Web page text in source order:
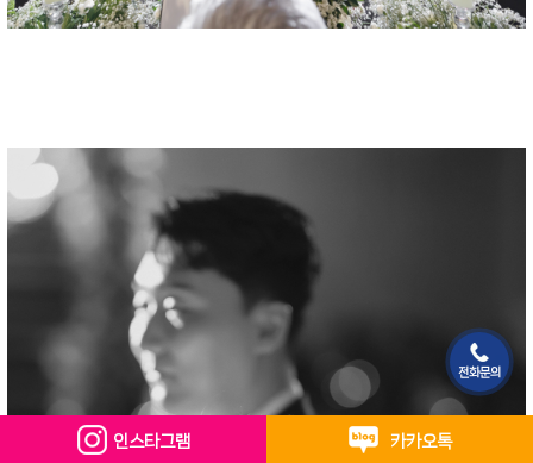
전화문의
인스타그램 카카오톡